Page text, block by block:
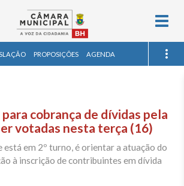
PROPOSIÇÕES AGENDA
cobrança de dívidas pela
votadas nesta terça (16)
está em 2º turno, é orientar a atuação do
à inscrição de contribuintes em dívida